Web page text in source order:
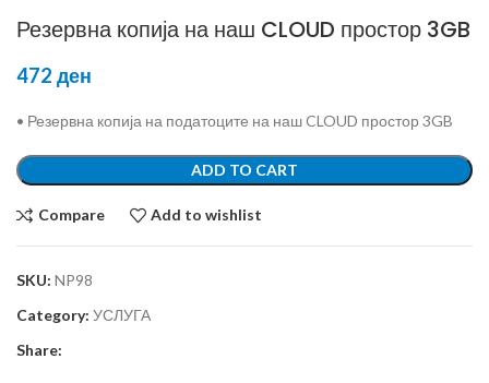
Резервна копија на наш CLOUD простор 3GB
472 ден
• Резервна копија на податоците на наш CLOUD простор 3GB
ADD TO CART
Compare Add to wishlist
SKU: NP98
Category: УСЛУГА
Share: